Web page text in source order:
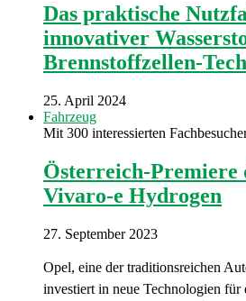
Das praktische
innovativer
Brennstoffzellen-
25. April 2024
Fahrzeug
Mit 300 interessierten
Österreich-Premiere
Vivaro-e Hydrogen
27. September 2023
Opel, eine der traditionsreichen
investiert in neue Technologien